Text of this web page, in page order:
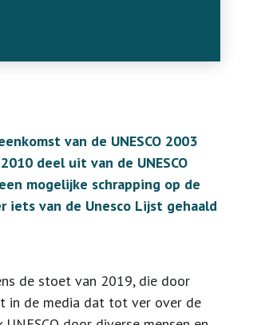
van de UNESCO 2003
deel uit van de UNESCO
mogelijke schrapping op de
iets van de Unesco Lijst gehaald
de stoet van 2019, diedoor
in de media dat tot ver over de